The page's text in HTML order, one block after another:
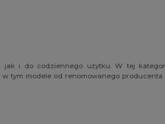
i do codziennego użytku. W tej
tym modele od renomowanego producenta